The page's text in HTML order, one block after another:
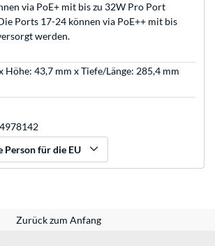
via PoE+ mit bis zu 32W Pro Port
Ports 17-24 können via PoE++ mit bis
werden.
Höhe: 43,7 mm x Tiefe/Länge: 285,4 mm
für die EU
Zurück zum Anfang